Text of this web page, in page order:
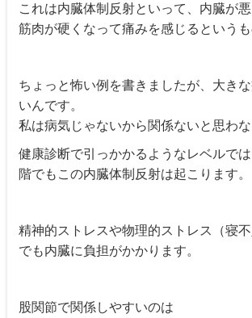
これは内臓体制反射といって、内臓が
筋肉が硬くなって痛みを感じるというも
ちょっと怖い例を書きましたが、大き
いんです。
私は病気じゃないから関係ないと思わな
健康診断で引っかかるようなレベルで
階でもこの内臓体制反射は起こります。
精神的ストレスや物理的ストレス（寝不
でも内臓に負担がかかります。
股関節で関係しやすいのは